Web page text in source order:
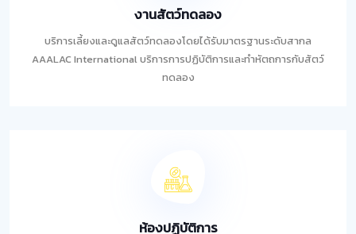
งานสัตว์ทดลอง
บริการเลี้ยงและดูแลสัตว์ทดลองโดยได้รับมาตรฐานระดับสากล
AAALAC International บริการการปฏิบัติการและทำหัตถการกับสัตว์
ทดลอง
ห้องปฏิบัติการ